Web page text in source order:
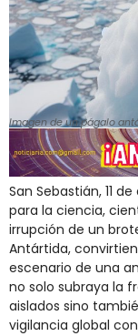
Imagen de un págalo
San Sebastián, 11
para la ciencia,
irrupción de un
Antártida,
escenario de una
no solo subraya la
aislados sino
vigilancia global